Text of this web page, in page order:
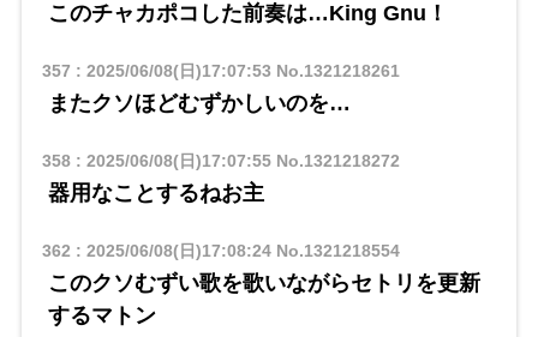
このチャカポコした前奏は…King Gnu！
357 : 2025/06/08(日)17:07:53 No.1321218261
またクソほどむずかしいのを…
358: 2025/06/08(日)17:07:55No.1321218272
器用なことするねお主
362 : 2025/06/08(日)17:08:24No.1321218554
このクソむずい歌を歌いながらセトリを更新
するマトン